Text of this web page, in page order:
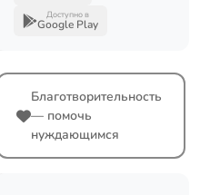
Доступно в
Google Play
Благотворительность
— помочь
нуждающимся